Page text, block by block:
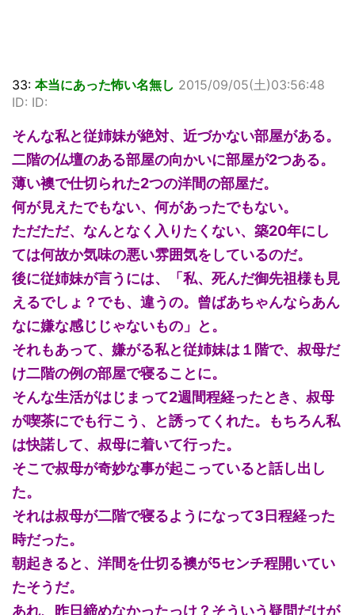
33: 本当にあった怖い名無し 2015/09/05(土)03:56:48
ID: ID:
そんな私と従姉妹が絶対、近づかない部屋がある。
二階の仏壇のある部屋の向かいに部屋が2つある。
薄い襖で仕切られた2つの洋間の部屋だ。
何が見えたでもない、何があったでもない。
ただただ、なんとなく入りたくない、築20年にし
ては何故か気味の悪い雰囲気をしているのだ。
後に従姉妹が言うには、「私、死んだ御先祖様も見
えるでしょ？でも、違うの。曾ばあちゃんならあん
なに嫌な感じじゃないもの」と。
それもあって、嫌がる私と従姉妹は１階で、叔母だ
け二階の例の部屋で寝ることに。
そんな生活がはじまって2週間程経ったとき、叔母
が喫茶にでも行こう、と誘ってくれた。もちろん私
は快諾して、叔母に着いて行った。
そこで叔母が奇妙な事が起こっていると話し出し
た。
それは叔母が二階で寝るようになって3日程経った
時だった。
朝起きると、洋間を仕切る襖が5センチ程開いてい
たそうだ。
あれ、昨日締めなかったっけ？そういう疑問だけが